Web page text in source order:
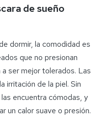
de sueño
dormir, la comodidad es
que no presionan
ser mejor tolerados. Las
irritación de la piel. Sin
encuentra cómodas, y
un calor suave o presión.